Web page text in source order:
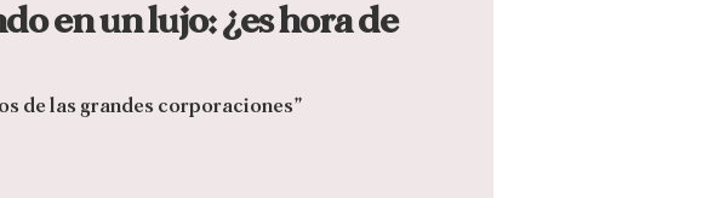
en un lujo: ¿es hora de
de las grandes corporaciones”